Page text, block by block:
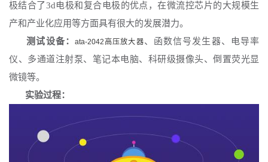
极结合了3d电极和复合电极的优点，在微流控芯片的大规模生
产和产业化应用等方面具有很大的发展潜力。
测试设备： ata-2042高压放大器、函数信号发生器、电导率
仪、多通道注射泵、笔记本电脑、科研级摄像头、倒置荧光显
微镜等。
实验过程：